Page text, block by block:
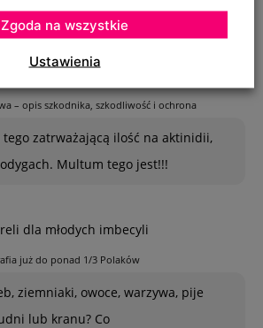
Co z nimi należy
– opis szkodnika, szkodliwość i ochrona
zatrważającą ilość na aktinidii,
Multum tego jest!!!
dla młodych imbecyli
już do ponad 1/3 Polaków
ziemniaki, owoce, warzywa, pije
lub kranu? Co
Ustawienia
Zgoda na wszystkie